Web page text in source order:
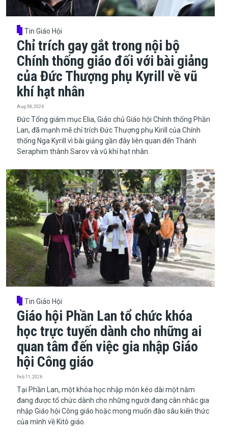
Tin Giáo Hội
Chỉ trích gay gắt trong nội bộ
Chính thống giáo đối với bài giảng
của Đức Thượng phụ Kyrill về vũ
khí hạt nhân
Aug 08, 2026
​​​​​​​Đức Tổng giám mục Elia, Giáo chủ Giáo hội Chính thống Phần
Lan, đã mạnh mẽ chỉ trích Đức Thượng phụ Kirill của Chính
thống Nga Kyrill vì bài giảng gần đây liên quan đến Thánh
Seraphim thành Sarov và vũ khí hạt nhân.
Tin Giáo Hội
Giáo hội Phần Lan tổ chức khóa
học trực tuyến dành cho những ai
quan tâm đến việc gia nhập Giáo
hội Công giáo
Feb 11, 2026
​​​​​​​Tại Phần Lan, một khóa học nhập môn kéo dài một năm
đang được tổ chức dành cho những người đang cân nhắc gia
nhập Giáo hội Công giáo hoặc mong muốn đào sâu kiến thức
của mình về Kitô giáo.